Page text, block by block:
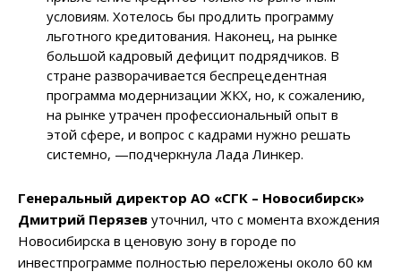
условиям. Хотелось бы продлить программу
льготного кредитования. Наконец, на рынке
большой кадровый дефицит подрядчиков. В
стране разворачивается беспрецедентная
программа модернизации ЖКХ, но, к сожалению,
на рынке утрачен профессиональный опыт в
этой сфере, и вопрос с кадрами нужно решать
системно, —подчеркнула Лада Линкер.
Генеральный директор АО «СГК – Новосибирск»
Дмитрий Перязев уточнил, что с момента вхождения
Новосибирска в ценовую зону в городе по
инвестпрограмме полностью переложены около 60 км